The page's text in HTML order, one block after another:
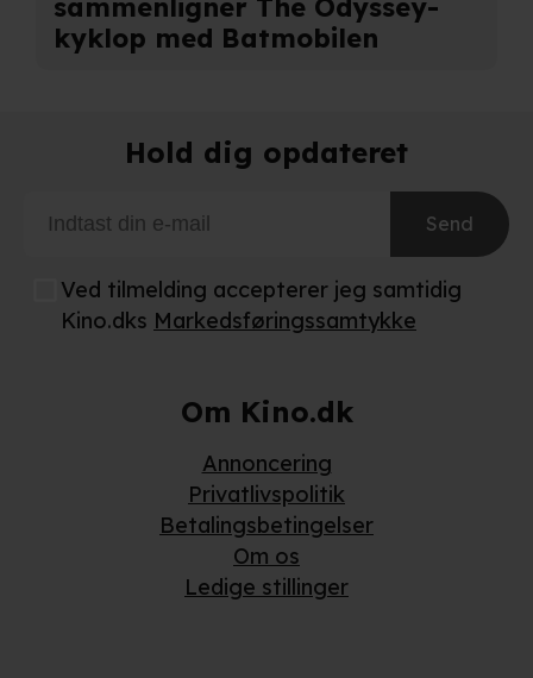
sammenligner The Odyssey-
kyklop med Batmobilen
Hold dig opdateret
Send
Ved tilmelding accepterer jeg samtidig
Kino.dks Markedsføringssamtykke
Om Kino.dk
Annoncering
Privatlivspolitik
Betalingsbetingelser
Om os
Ledige stillinger